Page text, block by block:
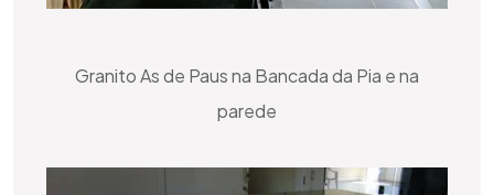
Granito As de Paus na Bancada da Pia e na
parede